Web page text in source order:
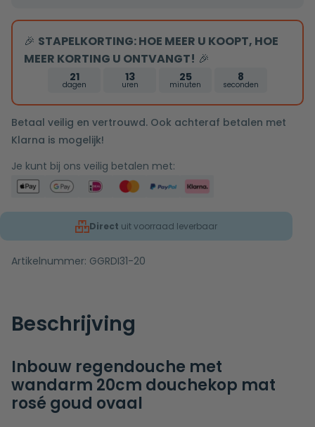
Rond
🎉 STAPELKORTING: HOE MEER U KOOPT, HOE
MEER KORTING U ONTVANGT! 🎉
21
dagen
13
uren
25
minuten
7
seconden
Betaal veilig en vertrouwd. Ook achteraf betalen met
Klarna is mogelijk!
Je kunt bij ons veilig betalen met:
Direct uit voorraad leverbaar
Artikelnummer: GGRDI31-20
Beschrijving
Inbouw regendouche met
wandarm 20cm douchekop mat
rosé goud ovaal